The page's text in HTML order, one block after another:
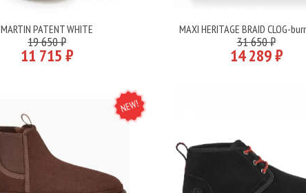
Подробнее
MARTIN PATENT WHITE
19 650 ₽
11 715 ₽
Подробнее
MAXI HERITAGE BRAID CLOG-
31 650 ₽
14 289 ₽
NEW